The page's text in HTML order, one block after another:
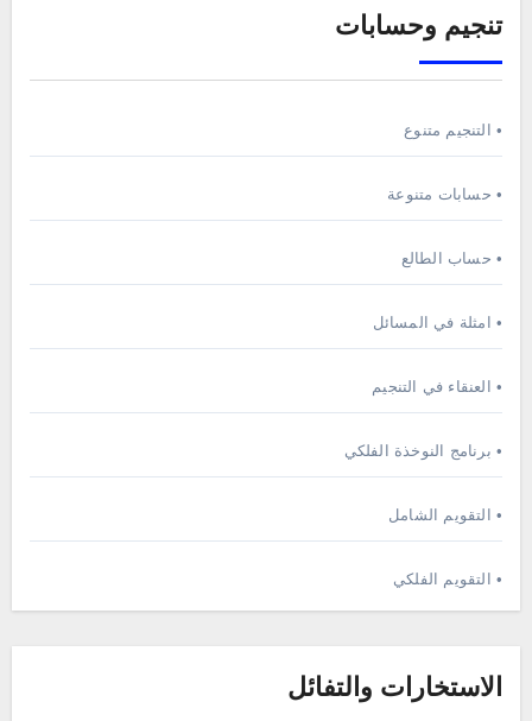
تنجيم وحسابات
• التنجيم متنوع
• حسابات متنوعة
• حساب الطالع
• امثلة في المسائل
• العنقاء في التنجيم
• برنامج النوخذة الفلكي
• التقويم الشامل
• التقويم الفلكي
الاستخارات والتفائل